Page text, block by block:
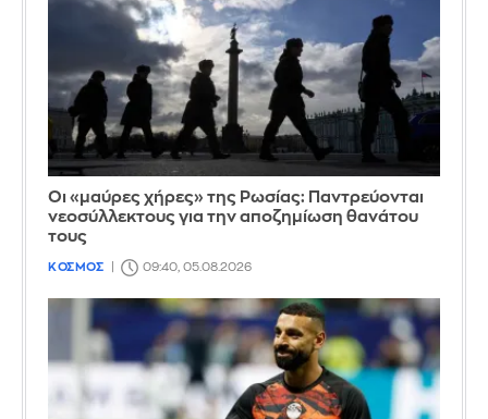
Οι «μαύρες χήρες» της Ρωσίας: Παντρεύονται
νεοσύλλεκτους για την αποζημίωση θανάτου
τους
ΚΟΣΜΟΣ 09:40, 05.08.2026